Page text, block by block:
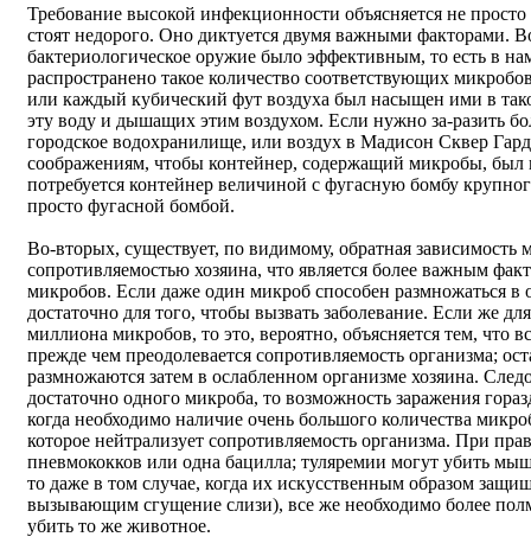
Требование высокой инфекционности объясняется не
стоят недорого. Оно диктуется двумя важными факторами.
бактериологическое оружие было эффективным, то есть в
распространено такое количество соответствующих
или каждый кубический фут воздуха был насыщен ими в
эту воду и дышащих этим воздухом. Если нужно за-разить
городское водохранилище, или воздух в Мадисон Сквер
соображениям, чтобы контейнер, содержащий микробы, был
потребуется контейнер величиной с фугасную бомбу
просто фугасной бомбой.
Во-вторых, существует, по видимому, обратная зависимость
сопротивляемостью хозяина, что является более важным
микробов. Если даже один микроб способен размножаться в
достаточно для того, чтобы вызвать заболевание. Если же
миллиона микробов, то это, вероятно, объясняется тем, что
прежде чем преодолевается сопротивляемость организма;
размножаются затем в ослабленном организме хозяина.
достаточно одного микроба, то возможность заражения
когда необходимо наличие очень большого количества
которое нейтрализует сопротивляемость организма. При
пневмококков или одна бацилла; туляремии могут убить
то даже в том случае, когда их искусственным образом
вызывающим сгущение слизи), все же необходимо более
убить то же животное.